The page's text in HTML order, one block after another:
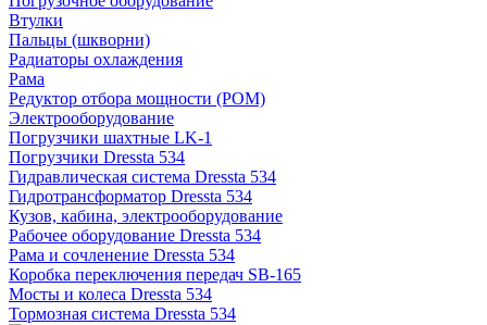
Втулки
Пальцы (шкворни)
Радиаторы охлаждения
Рама
Редуктор отбора мощности (РОМ)
Электрооборудование
Погрузчики шахтные LK-1
Погрузчики Dressta 534
Гидравлическая система Dressta 534
Гидротрансформатор Dressta 534
Кузов, кабина, электрооборудование
Рабочее оборудование Dressta 534
Рама и сочленение Dressta 534
Коробка переключения передач SB-165
Мосты и колеса Dressta 534
Тормозная система Dressta 534